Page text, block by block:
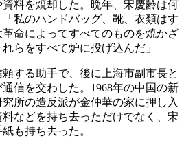
料を焼却した。晩年、宋慶齢は何
私のハンドバッグ、靴、衣類はす
命によってすべてのものを焼かざ
らをすべて炉に投げ込んだ」
する助手で、後に上海市副市長と
信を交わした。1968年の中国の新
所の造反派が金仲華の家に押し入
などを持ち去っただけでなく、宋
も持ち去った。